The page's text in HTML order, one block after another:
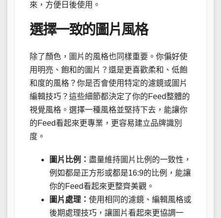
來，方便日後使用。
選擇一致的圖片風格
除了顏色，圖片的風格也同樣重要。你偏好使
用明亮、飽和的圖片？還是更喜歡柔和、低飽
和度的風格？你是否會使用特定的濾鏡或圖片
編輯技巧？這些細節都決定了你的Feed整體的
視覺風格。選擇一種風格並堅持下去，能讓你
的Feed看起來更專業，更容易建立品牌識別
度。
圖片比例： 盡量維持圖片比例的一致性，
例如都是正方形或都是16:9的比例，能讓
你的Feed看起來更整齊美觀。
圖片處理： 使用相同的濾鏡、編輯風格或
後期處理技巧，讓圖片看起來更協調一